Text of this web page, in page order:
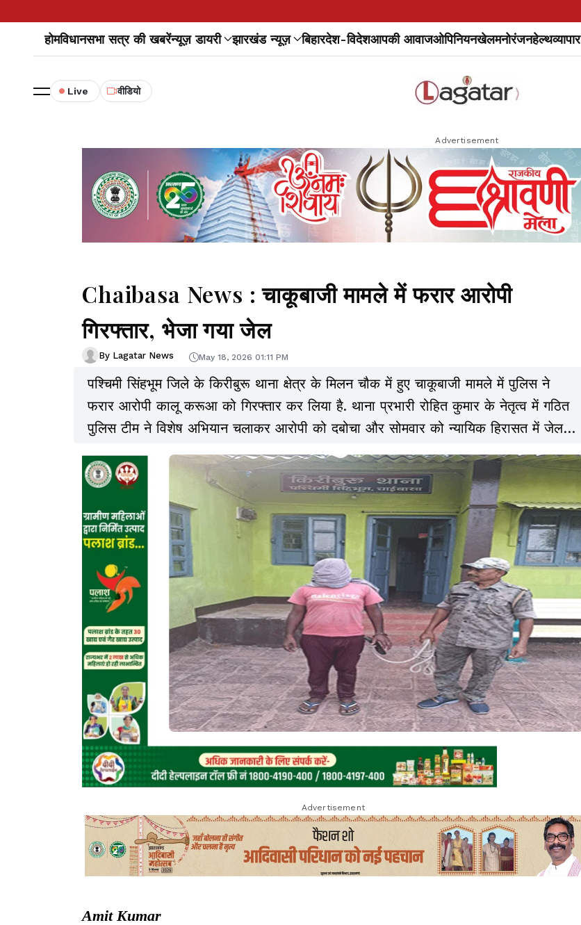
होमविधानसभा सत्र की खबरेंन्यूज़ डायरी झारखंड न्यूज़ बिहारदेश-विदेशआपकी आवाजओपिनियनखेलमनोरंजनहेल्थव्यापार
Live वीडियो
Advertisement
Chaibasa News : चाकूबाजी मामले में फरार आरोपी
गिरफ्तार, भेजा गया जेल
By Lagatar News May 18, 2026 01:11 PM
पश्चिमी सिंहभूम जिले के किरीबुरू थाना क्षेत्र के मिलन चौक में हुए चाकूबाजी मामले में पुलिस ने
फरार आरोपी कालू करूआ को गिरफ्तार कर लिया है. थाना प्रभारी रोहित कुमार के नेतृत्व में गठित
पुलिस टीम ने विशेष अभियान चलाकर आरोपी को दबोचा और सोमवार को न्यायिक हिरासत में जेल
Advertisement
Amit Kumar